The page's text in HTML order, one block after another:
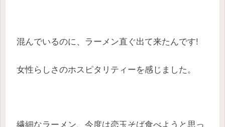
混んでいるのに、ラーメン直ぐ出て来たんです!
女性らしさのホスピタリティーを感じました。
繊細なラーメン、今度は恋玉そば食べようと思っ